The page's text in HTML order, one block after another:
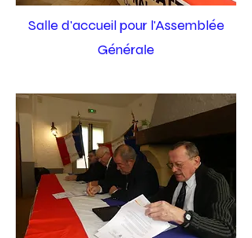
Salle d'accueil pour l'Assemblée
Générale